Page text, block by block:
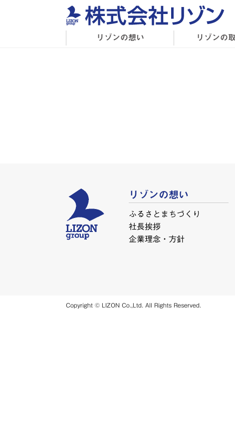
リゾンの想い リゾンの
リゾンの想い
ふるさとまちづくり
社長挨拶
企業理念・方針
Copyright © LIZON Co.,Ltd. All Rights Reserved.